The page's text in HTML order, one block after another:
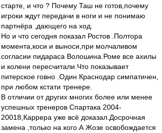
старте, и что ? Почему Таш не готов,почему
игроки ждут передачи в ноги и не понимаю
партнёра ,дающего на ход.
Но и что сегодня показал Ростов .Полтора
момента,коси и выноси,при молчаливом
согласии пидараса Волошина.Роме все ахилы
и колени пересчитали.Что показывает
питерское говно .Один Краснодар симпатичен,
при любом кстати тренере.
В отличии от других многих более или менее
успешных тренеров Спартака 2004-
20018,Каррера уже всё доказал.Досрочная
замена ,только на кого.А Жозе освобождается